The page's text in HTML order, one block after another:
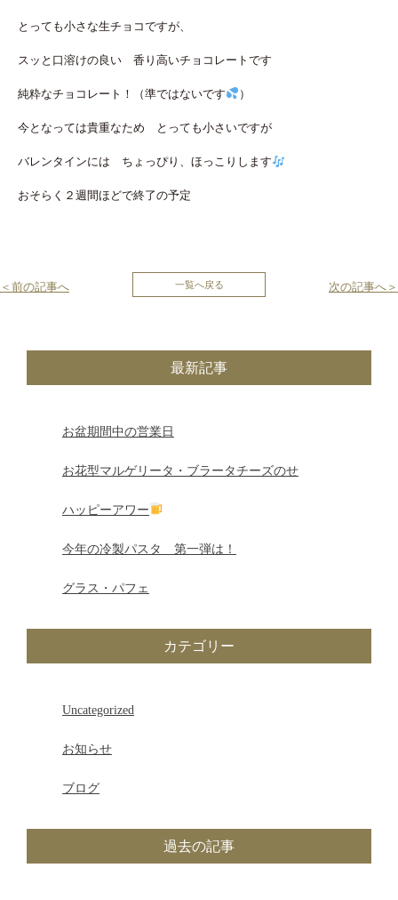
とっても小さな生チョコですが、
スッと口溶けの良い 香り高いチョコレートです
純粋なチョコレート！（準ではないです ）
今となっては貴重なため とっても小さいですが
バレンタインには ちょっぴり、ほっこりします
おそらく２週間ほどで終了の予定
投
ナ
ビ
＜前の記事へ 次の記事へ＞
一覧へ戻る
最新記事
お盆期間中の営業日
お花型マルゲリータ・ブラータチーズのせ
ハッピーアワー
今年の冷製パスタ 第一弾は！
グラス・パフェ
カテゴリー
Uncategorized
お知らせ
ブログ
過去の記事